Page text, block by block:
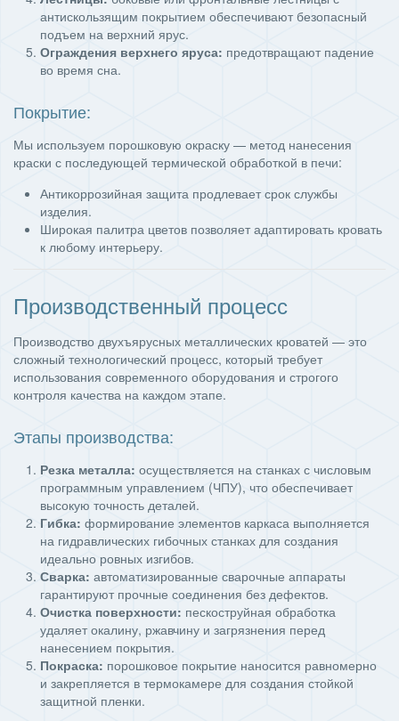
антискользящим покрытием обеспечивают безопасный
подъем на верхний ярус.
Ограждения верхнего яруса: предотвращают падение
во время сна.
Покрытие:
Мы используем порошковую окраску — метод нанесения
краски с последующей термической обработкой в печи:
Антикоррозийная защита продлевает срок службы
изделия.
Широкая палитра цветов позволяет адаптировать кровать
к любому интерьеру.
Производственный процесс
Производство двухъярусных металлических кроватей — это
сложный технологический процесс, который требует
использования современного оборудования и строгого
контроля качества на каждом этапе.
Этапы производства:
Резка металла: осуществляется на станках с числовым
программным управлением (ЧПУ), что обеспечивает
высокую точность деталей.
Гибка: формирование элементов каркаса выполняется
на гидравлических гибочных станках для создания
идеально ровных изгибов.
Сварка: автоматизированные сварочные аппараты
гарантируют прочные соединения без дефектов.
Очистка поверхности: пескоструйная обработка
удаляет окалину, ржавчину и загрязнения перед
нанесением покрытия.
Покраска: порошковое покрытие наносится равномерно
и закрепляется в термокамере для создания стойкой
защитной пленки.